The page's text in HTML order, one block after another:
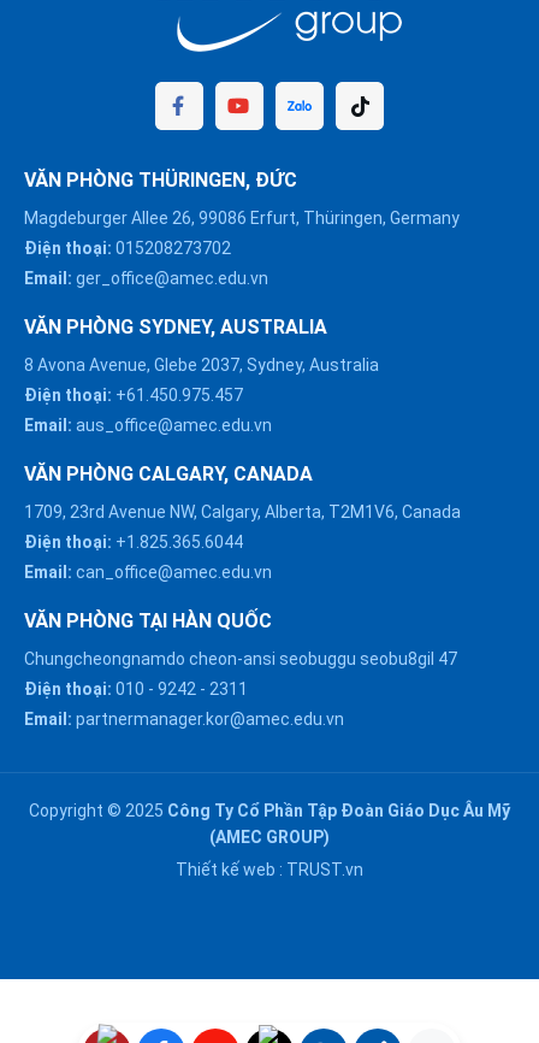
VĂN PHÒNG THÜRINGEN, ĐỨC
Magdeburger Allee 26, 99086 Erfurt, Thüringen, Germany
Điện thoại: 015208273702
Email: ger_office@amec.edu.vn
VĂN PHÒNG SYDNEY, AUSTRALIA
8 Avona Avenue, Glebe 2037, Sydney, Australia
Điện thoại: +61.450.975.457
Email: aus_office@amec.edu.vn
VĂN PHÒNG CALGARY, CANADA
1709, 23rd Avenue NW, Calgary, Alberta, T2M1V6, Canada
Điện thoại: +1.825.365.6044
Email: can_office@amec.edu.vn
VĂN PHÒNG TẠI HÀN QUỐC
Chungcheongnamdo cheon-ansi seobuggu seobu8gil 47
Điện thoại: 010 - 9242 - 2311
Email: partnermanager.kor@amec.edu.vn
Copyright © 2025 Công Ty Cổ Phần Tập Đoàn Giáo Dục Âu Mỹ
(AMEC GROUP)
Thiết kế web : TRUST.vn
HÀ NỘI :
0914863466
ĐÀ NẴNG :
0916082128
HỒ CHÍ MINH :
0911002551
Chat với chúng tôi trên
Zalo